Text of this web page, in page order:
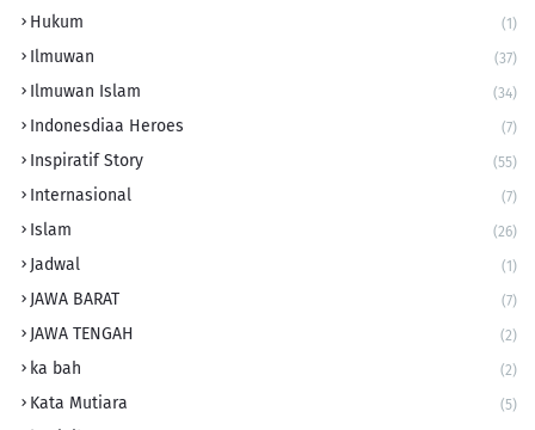
Hukum (1)
Ilmuwan (37)
Ilmuwan Islam (34)
Indonesdiaa Heroes (7)
Inspiratif Story (55)
Internasional (7)
Islam (26)
Jadwal (1)
JAWA BARAT (7)
JAWA TENGAH (2)
ka bah (2)
Kata Mutiara (5)